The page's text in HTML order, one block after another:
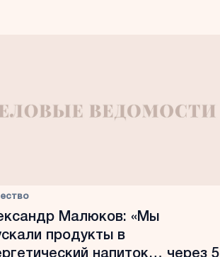
Малюков: «Мы
продукты в
напиток… через 5